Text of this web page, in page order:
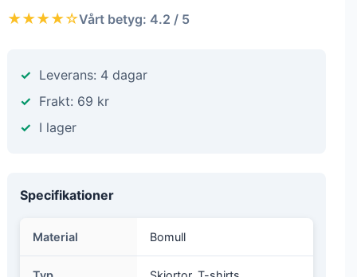
★★★★☆Vårt betyg: 4.2 / 5
Leverans: 4 dagar
Frakt: 69 kr
I lager
Specifikationer
Material Bomull